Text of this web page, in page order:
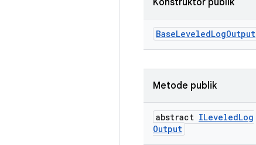
Konstruktor publik
BaseLeveledLogOutput
Metode publik
abstract ILeveledLog
Output